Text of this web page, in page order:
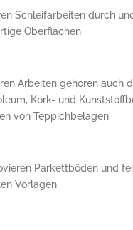
Schleifarbeiten durch
Oberflächen
Arbeiten gehören auch
Kork- und
von Teppichbelägen
Parkettböden und
Vorlagen